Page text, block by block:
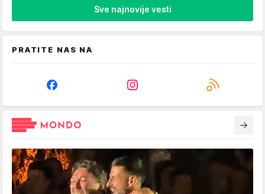
Sve najnovije vesti
PRATITE NAS NA